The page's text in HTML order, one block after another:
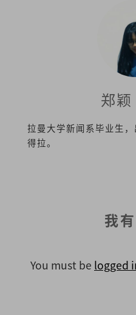
郑颖
拉曼大学新闻系毕业生
得拉。
我
You must be logged